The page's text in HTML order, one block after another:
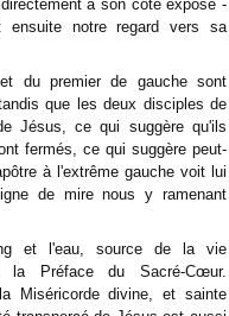
à son côté exposé -
notre regard vers sa
du premier de gauche sont
que les deux disciples de
Jésus, ce qui suggère qu'ils
fermés, ce qui suggère peut-
à l'extrême gauche voit lui
de mire nous y ramenant
et l'eau, source de la vie
la Préface du Sacré-Cœur.
Miséricorde divine, et sainte